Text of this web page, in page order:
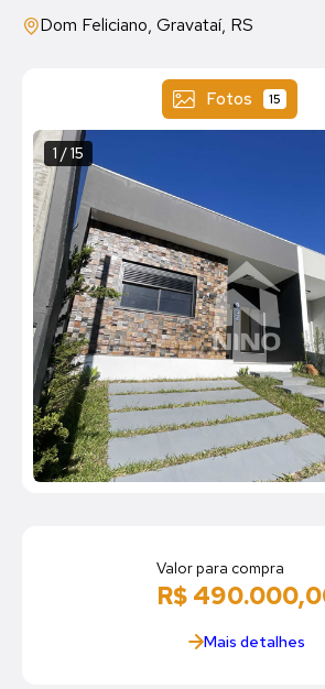
Dom Feliciano, Gravataí, RS
Fotos 15
1 / 15
Valor para compra
R$
Mais detalhes